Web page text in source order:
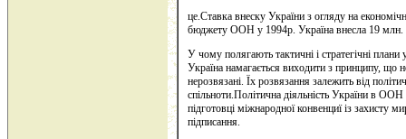
це.Ставка внеску України з огляду на
бюджету ООН у 1994р. Україна внесла 19
У чому полягають тактичні і стратегічні
Україна намагається виходити з принципу, що
нерозвязані. Їх розвязання залежить від
спільноти.Політична діяльність України в
підготовці міжнародної конвенциї із захисту
підписання.